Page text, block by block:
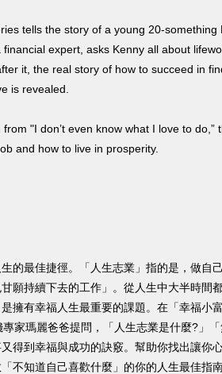
tells the story of a young 20-something
expert, asks Kenny all about
it, the real story of how to succeed in
is revealed.
"I don’t even know what I love to do,”
and how to live in prosperity.
的最佳捷徑。「人生志業」指的是，做自
願持續下去的工作」。從人生中大半時間
擁有幸福人生最重要的課題。在「幸福小
家瑪麗爸爸提問，「人生志業是什麼?」
得到幸福與成功的訣竅。幫助你找出讓你
不知道自己喜歡什麼」的你的人生最佳指南